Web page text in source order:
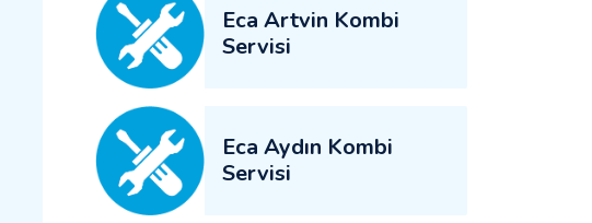
Eca Artvin Kombi
Servisi
Eca Aydın Kombi
Servisi